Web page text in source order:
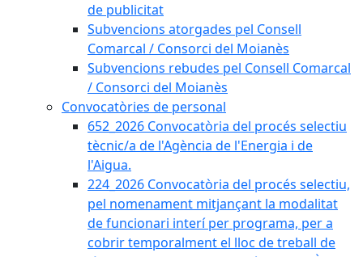
de publicitat
Subvencions atorgades pel Consell
Comarcal / Consorci del Moianès
Subvencions rebudes pel Consell Comarcal
/ Consorci del Moianès
Convocatòries de personal
652_2026 Convocatòria del procés selectiu
tècnic/a de l'Agència de l'Energia i de
l'Aigua.
224_2026 Convocatòria del procés selectiu,
pel nomenament mitjançant la modalitat
de funcionari interí per programa, per a
cobrir temporalment el lloc de treball de